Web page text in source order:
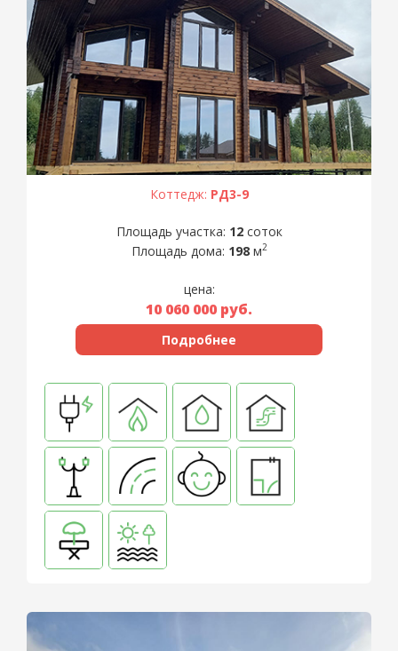
Коттедж: РД3-9
Площадь участка: 12соток
Площадь дома: 198м2
цена:
10 060 000 руб.
Подробнее